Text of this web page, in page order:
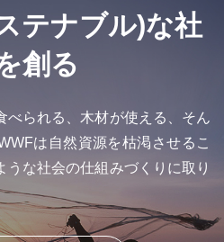
テナブル)な社
創る
べられる、木材が使える、そん
は自然資源を枯渇させるこ
な社会の仕組みづくりに取り